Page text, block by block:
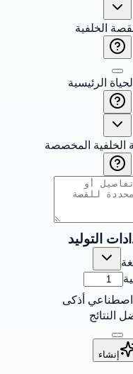
الخلفية
الرئيسية
الخلفية المخصصة
التوليد
اصطناعي أذكى
النتائج
إنشاء